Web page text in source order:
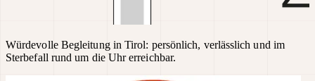
Würdevolle Begleitung in Tirol: persönlich, verlässlich und im
Sterbefall rund um die Uhr erreichbar.